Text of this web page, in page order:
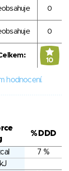
0
0
10
hodnocení.
% DDD
7 %